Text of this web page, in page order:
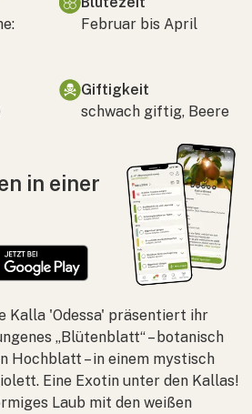
Februar bis April
Giftigkeit
schwach giftig, Beere
in einer
Kalla 'Odessa' präsentiert ihr
„Blütenblatt“ – botanisch
Hochblatt – in einem mystisch
Eine Exotin unter den Kallas!
Laub mit den weißen